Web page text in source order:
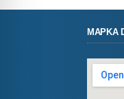
MAPKA